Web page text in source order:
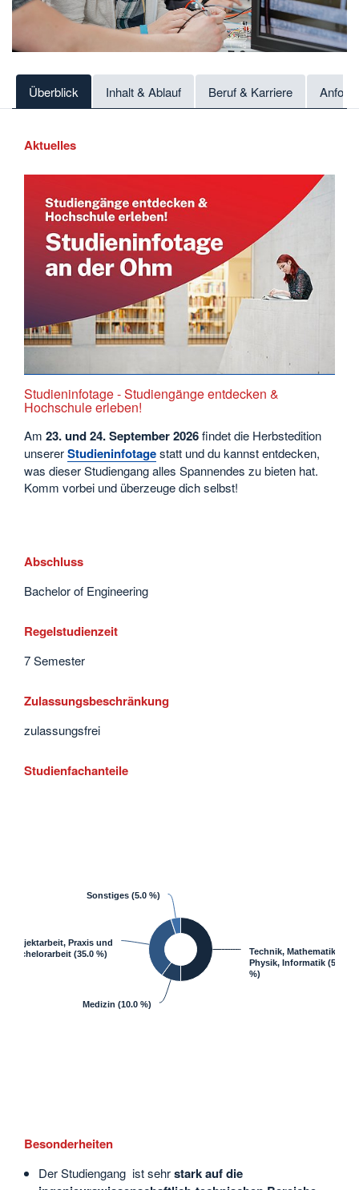
Überblick Inhalt & Ablauf Beruf & Karriere
Aktuelles
Studieninfotage - Studiengänge entdecken &
Hochschule erleben!
Am 23. und 24. September2026findet die Herbstedition
unsererStudieninfotagestatt und du kannst entdecken,
was dieser Studiengang alles Spannendes zu bieten hat.
Komm vorbei und überzeuge dich selbst!
Abschluss
Bachelor of Engineering
Regelstudienzeit
7 Semester
Zulassungsbeschränkung
zulassungsfrei
Studienfachanteile
Technik, Mathematik &
Physik, Informatik (50.0
%)
Medizin (10.0 %)
Projektarbeit, Praxis und
Bachelorarbeit (35.0 %)
Sonstiges (5.0 %)
Besonderheiten
Der Studiengang ist sehrstark auf die